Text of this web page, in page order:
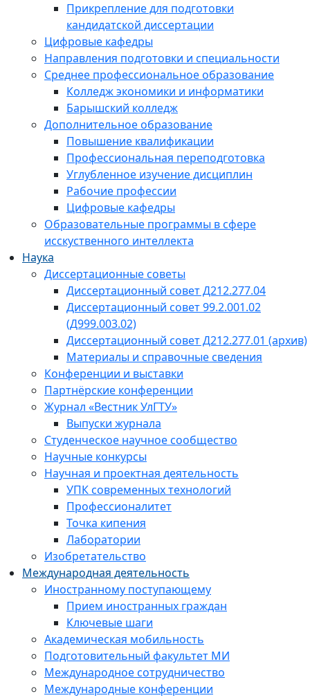
Прикрепление для подготовки
кандидатской диссертации
Цифровые кафедры
Направления подготовки и специальности
Среднее профессиональное образование
Колледж экономики и информатики
Барышский колледж
Дополнительное образование
Повышение квалификации
Профессиональная переподготовка
Углубленное изучение дисциплин
Рабочие профессии
Цифровые кафедры
Образовательные программы в сфере
исскуственного интеллекта
Наука
Диссертационные советы
Диссертационный совет Д212.277.04
Диссертационный совет 99.2.001.02
(Д999.003.02)
Диссертационный совет Д212.277.01 (архив)
Материалы и справочные сведения
Конференции и выставки
Партнёрские конференции
Журнал «Вестник УлГТУ»
Выпуски журнала
Студенческое научное сообщество
Научные конкурсы
Научная и проектная деятельность
УПК современных технологий
Профессионалитет
Точка кипения
Лаборатории
Изобретательство
Международная деятельность
Иностранному поступающему
Прием иностранных граждан
Ключевые шаги
Академическая мобильность
Подготовительный факультет МИ
Международное сотрудничество
Международные конференции